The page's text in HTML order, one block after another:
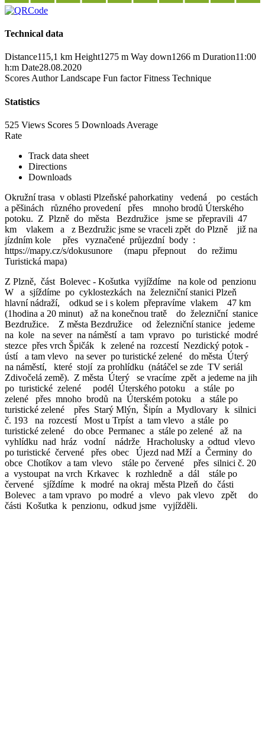
Technical data
Distance115,1 km Height1275 m Way down1266 m Duration11:00
h:m Date28.08.2020
Scores Author Landscape Fun factor Fitness Technique
Statistics
525 Views Scores 5 Downloads Average
Rate
Track data sheet
Directions
Downloads
Okružní trasa v oblasti Plzeňské pahorkatiny vedená po cestách
a pěšinách různého provedení přes mnoho brodů Úterského
potoku. Z Plzně do města Bezdružice jsme se přepravili 47
km vlakem a z Bezdružic jsme se vraceli zpět do Plzně již na
jízdním kole přes vyznačené průjezdní body :
https://mapy.cz/s/dokusunore (mapu přepnout do režimu
Turistická mapa)
Z Plzně, část Bolevec - Košutka vyjíždíme na kole od penzionu
W a sjíždíme po cyklostezkách na železniční stanici Plzeň
hlavní nádraží, odkud se i s kolem přepravíme vlakem 47 km
(1hodina a 20 minut) až na konečnou tratě do železniční stanice
Bezdružice. Z města Bezdružice od železniční stanice jedeme
na kole na sever na náměstí a tam vpravo po turistické modré
stezce přes vrch Špičák k zelené na rozcestí Nezdický potok -
ústí a tam vlevo na sever po turistické zelené do města Úterý
na náměstí, které stojí za prohlídku (nátáčel se zde TV seriál
Zdivočelá země). Z města Úterý se vracíme zpět a jedeme na jih
po turistické zelené podél Úterského potoku a stále po
zelené přes mnoho brodů na Úterském potoku a stále po
turistické zelené přes Starý Mlýn, Šipín a Mydlovary k silnici
č. 193 na rozcestí Most u Trpíst a tam vlevo a stále po
turistické zelené do obce Permanec a stále po zelené až na
vyhlídku nad hráz vodní nádrže Hracholusky a odtud vlevo
po turistické červené přes obec Újezd nad Mží a Čerminy do
obce Chotíkov a tam vlevo stále po červené přes silnici č. 20
a vystoupat na vrch Krkavec k rozhledně a dál stále po
červené sjíždíme k modré na okraj města Plzeň do části
Bolevec a tam vpravo po modré a vlevo pak vlevo zpět do
části Košutka k penzionu, odkud jsme vyjížděli.